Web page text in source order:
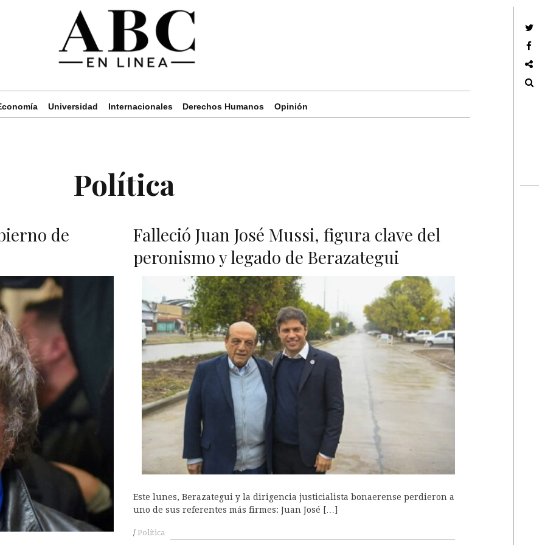
Universidad Internacionales Derechos Humanos Opinión
Política
de
Falleció Juan José Mussi, figura clave del
peronismo y legado de Berazategui
A
Este lunes, Berazategui y la dirigencia justicialista bonaerense perdieron a
uno de sus referentes más firmes: Juan José […]
Política